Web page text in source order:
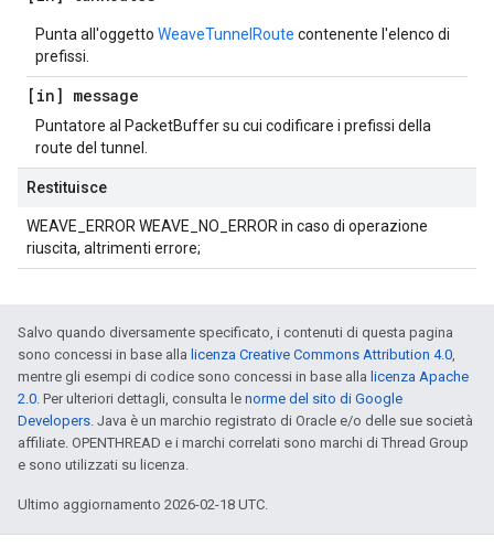
Punta all'oggetto WeaveTunnelRoute contenente l'elenco di
prefissi.
[in] message
Puntatore al PacketBuffer su cui codificare i prefissi della
route del tunnel.
Restituisce
WEAVE_ERROR WEAVE_NO_ERROR in caso di operazione
riuscita, altrimenti errore;
Salvo quando diversamente specificato, i contenuti di questa pagina
sono concessi in base alla licenza Creative Commons Attribution 4.0,
mentre gli esempi di codice sono concessi in base alla licenza Apache
2.0. Per ulteriori dettagli, consulta le norme del sito di Google
Developers. Java è un marchio registrato di Oracle e/o delle sue società
affiliate. OPENTHREAD e i marchi correlati sono marchi di Thread Group
e sono utilizzati su licenza.
Ultimo aggiornamento 2026-02-18 UTC.